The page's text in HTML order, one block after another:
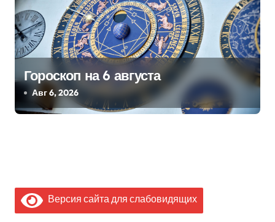
Гороскоп на 6 августа
Авг 6, 2026
Версия сайта для слабовидящих